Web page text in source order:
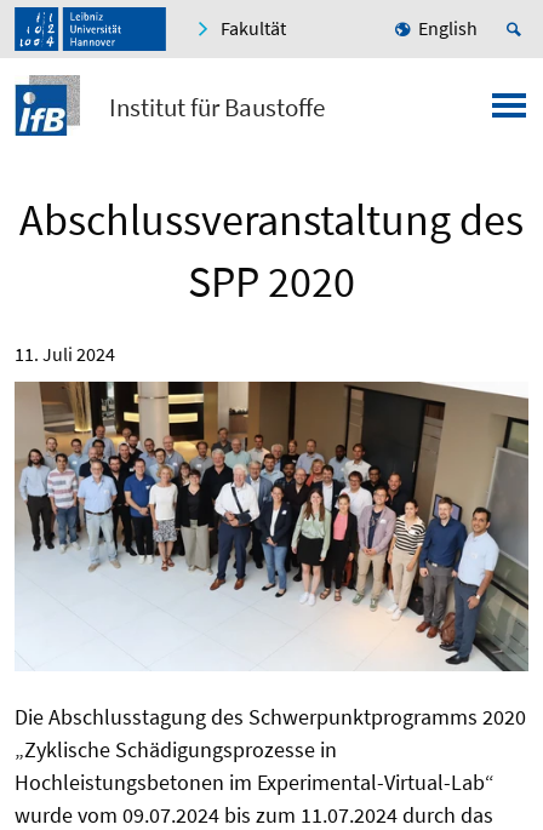
Fakultät English
Institut für Baustoffe
Abschlussveranstaltung des
SPP 2020
11. Juli 2024
Die Abschlusstagung des Schwerpunktprogramms 2020
„Zyklische Schädigungsprozesse in
Hochleistungsbetonen im Experimental-Virtual-Lab“
wurde vom 09.07.2024 bis zum 11.07.2024 durch das